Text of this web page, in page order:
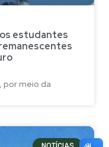
estudantes
por meio da